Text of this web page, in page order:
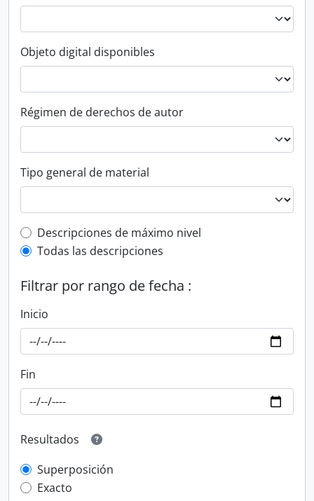
Objeto digital disponibles
Régimen de derechos de autor
Tipo general de material
Top-level description filter
Descripciones de máximo nivel
Todas las descripciones
Filtrar por rango de fecha :
Inicio
Fin
Resultados
Superposición
Exacto